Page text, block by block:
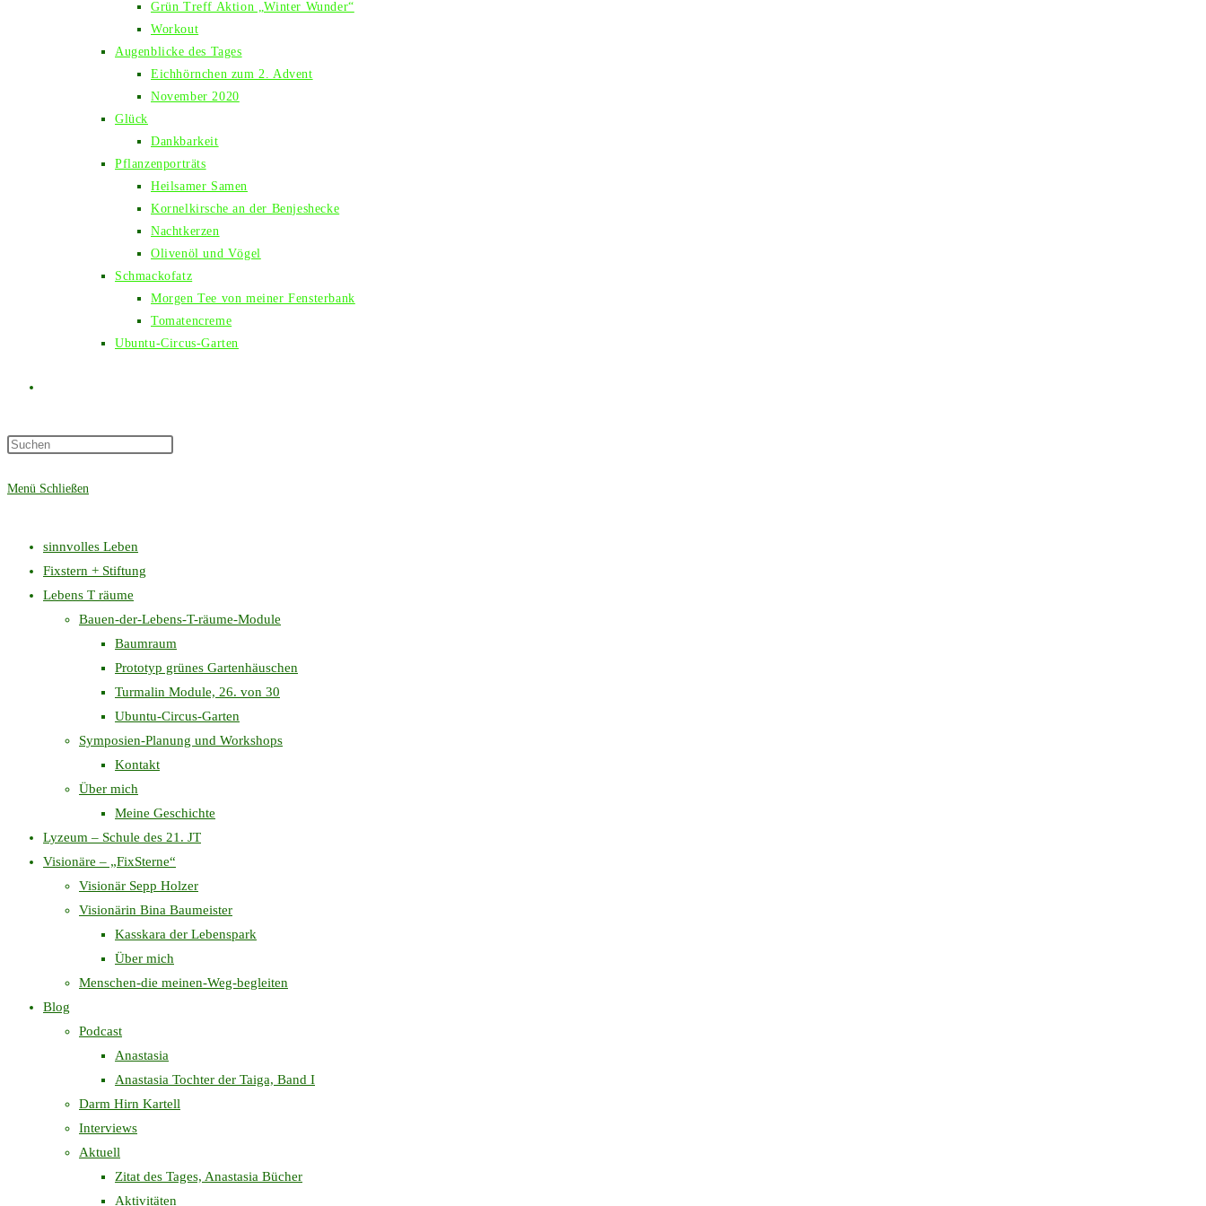
Grün Treff Aktion „Winter Wunder“
Workout
Augenblicke des Tages
Eichhörnchen zum 2. Advent
November 2020
Glück
Dankbarkeit
Pflanzenporträts
Heilsamer Samen
Kornelkirsche an der Benjeshecke
Nachtkerzen
Olivenöl und Vögel
Schmackofatz
Morgen Tee von meiner Fensterbank
Tomatencreme
Ubuntu-Circus-Garten
Suche
Menü Schließen
sinnvolles Leben
Fixstern + Stiftung
Lebens T räume
Bauen-der-Lebens-T-räume-Module
Baumraum
Prototyp grünes Gartenhäuschen
Turmalin Module, 26. von 30
Ubuntu-Circus-Garten
Symposien-Planung und Workshops
Kontakt
Über mich
Meine Geschichte
Lyzeum – Schule des 21. JT
Visionäre – „FixSterne“
Visionär Sepp Holzer
Visionärin Bina Baumeister
Kasskara der Lebenspark
Über mich
Menschen-die meinen-Weg-begleiten
Blog
Podcast
Anastasia
Anastasia Tochter der Taiga, Band I
Darm Hirn Kartell
Interviews
Aktuell
Zitat des Tages, Anastasia Bücher
Aktivitäten